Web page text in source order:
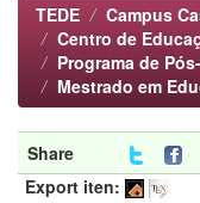
TEDE
Campus
Centro de
Programa de
Mestrado em
Share
Export iten: